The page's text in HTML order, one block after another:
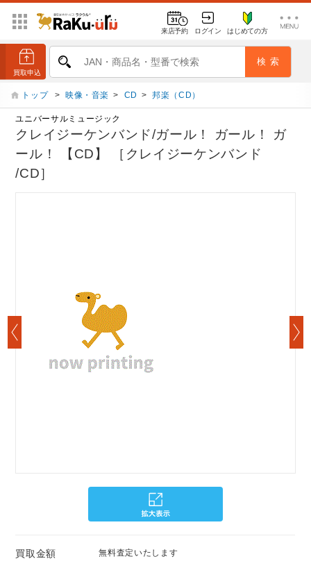
来店予約 ログイン はじめての方
トップ > 映像・音楽 > CD > 邦楽（CD）
ユニバーサルミュージック
クレイジーケンバンド/ガール！ ガール！ ガ
ール！ 【CD】 ［クレイジーケンバンド
/CD］
買取金額 無料査定いたします